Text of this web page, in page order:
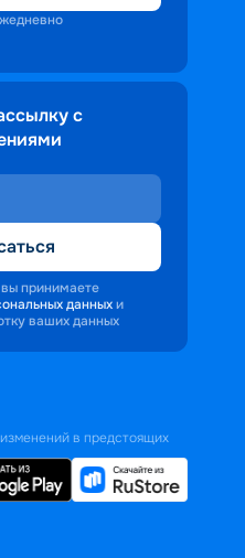
с
принимаете
данных и
ваших данных
в предстоящих